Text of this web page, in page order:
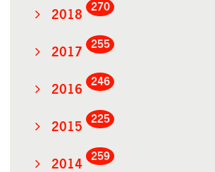
2018
270
2017
255
2016
246
2015
225
2014
259